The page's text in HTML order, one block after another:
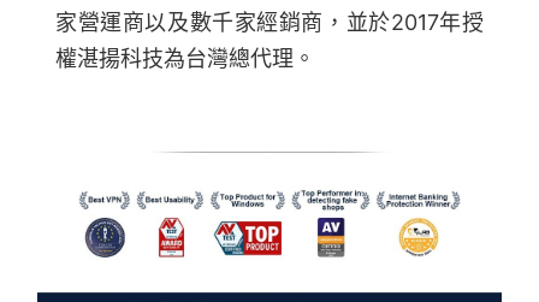
家營運商以及數千家經銷商，並於2017年授
權湛揚科技為台灣總代理。